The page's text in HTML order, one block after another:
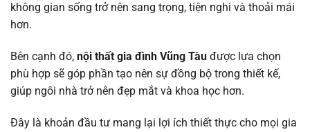
không gian sống trở nên sang trọng, tiện nghi và thoải mái
hơn.
Bên cạnh đó, nội thất gia đình Vũng Tàu được lựa chọn
phù hợp sẽ góp phần tạo nên sự đồng bộ trong thiết kế,
giúp ngôi nhà trở nên đẹp mắt và khoa học hơn.
Đây là khoản đầu tư mang lại lợi ích thiết thực cho mọi gia